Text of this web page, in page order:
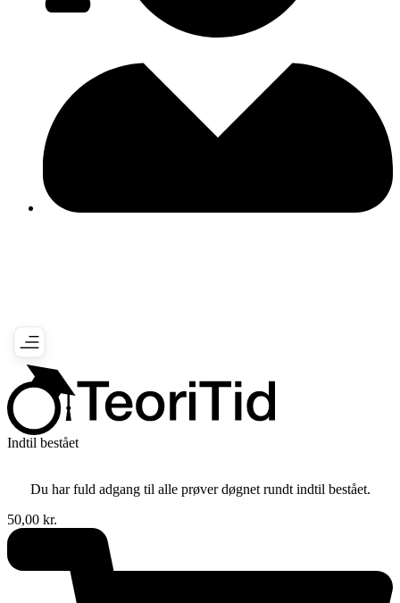
Indtil bestået
Du har fuld adgang til alle prøver døgnet rundt indtil bestået.
50,00 kr.